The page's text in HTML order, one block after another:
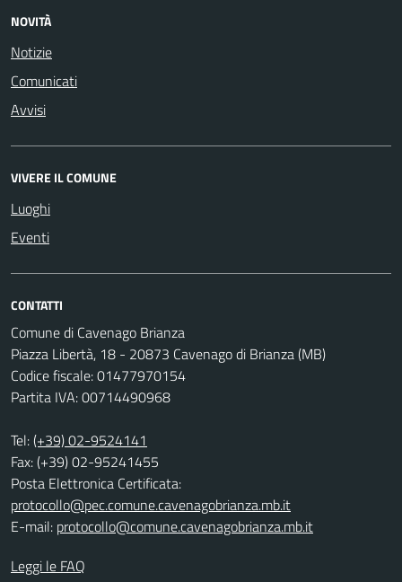
NOVITÀ
Notizie
Comunicati
Avvisi
VIVERE IL COMUNE
Luoghi
Eventi
CONTATTI
Comune di Cavenago Brianza
Piazza Libertà, 18 - 20873 Cavenago di Brianza (MB)
Codice fiscale: 01477970154
Partita IVA: 00714490968
Tel:(+39) 02-9524141
Fax: (+39) 02-95241455
Posta Elettronica Certificata:
protocollo@pec.comune.cavenagobrianza.mb.it
E-mail: protocollo@comune.cavenagobrianza.mb.it
Leggi le FAQ